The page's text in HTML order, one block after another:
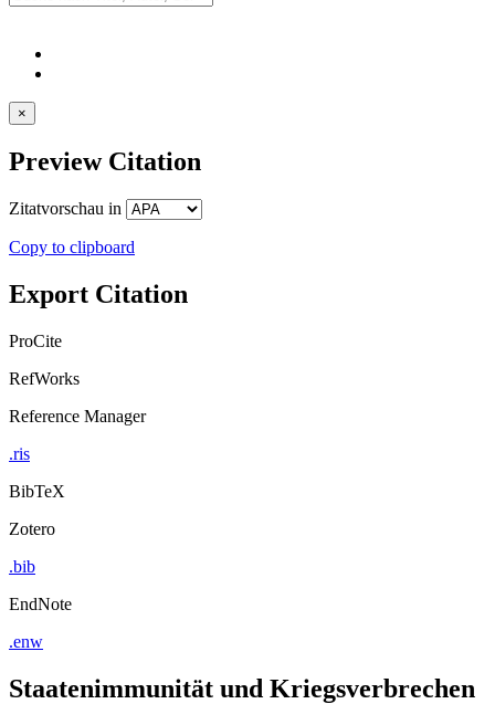
×
Preview Citation
Zitatvorschau in
Copy to clipboard
Export Citation
ProCite
RefWorks
Reference Manager
.ris
BibTeX
Zotero
.bib
EndNote
.enw
Staatenimmunität und Kriegsverbrechen